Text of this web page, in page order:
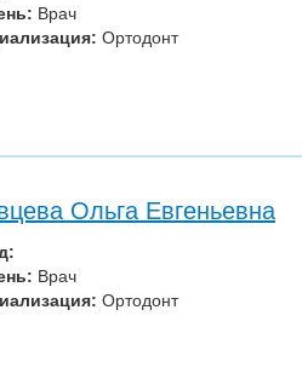
Врач
Ортодонт
Ольга Евгеньевна
Врач
Ортодонт